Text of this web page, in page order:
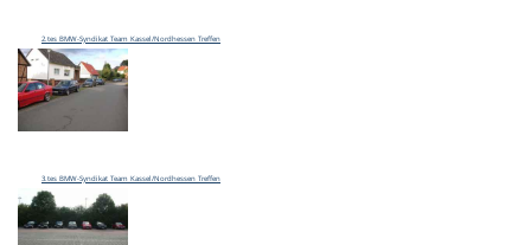
2.tes BMW-Syndikat Team Kassel/Nordhessen Treffen
3.tes BMW-Syndikat Team Kassel/Nordhessen Treffen